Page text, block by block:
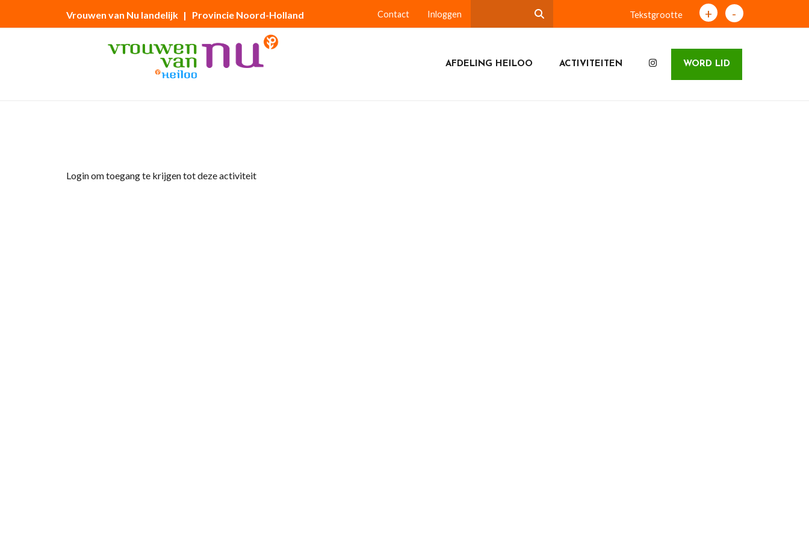
Vrouwen van Nu landelijk | Provincie Noord-Holland Contact Inloggen Tekstgrootte + -
AFDELING HEILOO ACTIVITEITEN WORD LID
Login om toegang te krijgen tot deze activiteit